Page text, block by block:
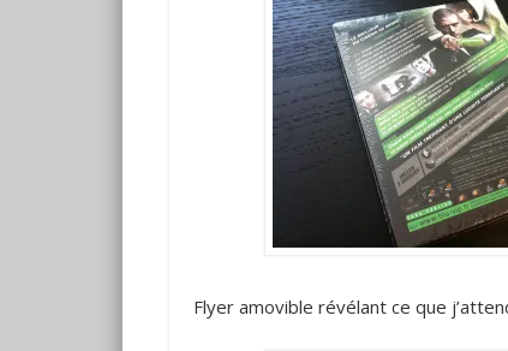
Flyer amovible révélant ce que